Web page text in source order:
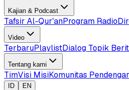
Kajian & Podcast
Tafsir Al-Qur'anProgram Radio
Video
TerbaruPlaylistDialog Topik
Tentang kami
TimVisi MisiKomunitas
ID EN